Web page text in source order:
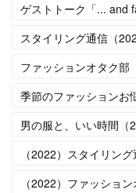
ゲストトーク「... and
スタイリング通信（
ファッションオタク部
季節のファッションお
男の服と、いい時間（
（2022）スタイリン
（2022）ファッショ